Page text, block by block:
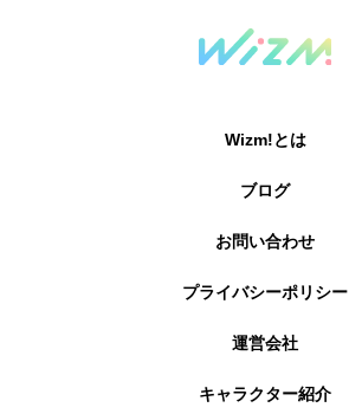
Wizm!とは
ブログ
お問い合わせ
プライバシーポリシー
運営会社
キャラクター紹介